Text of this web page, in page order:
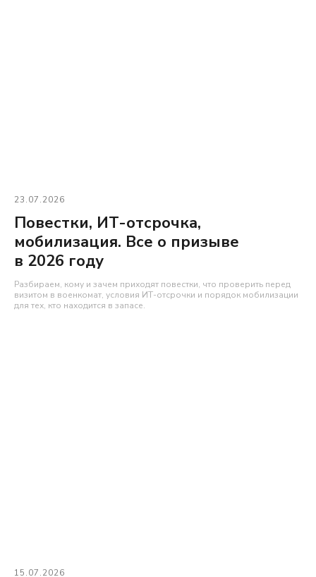
23.07.2026
Повестки, ИТ-отсрочка,
мобилизация. Все о призыве
в 2026 году
Разбираем, кому и зачем приходят повестки, что проверить перед
визитом в военкомат, условия ИТ-отсрочки и порядок мобилизации
для тех, кто находится в запасе.
15.07.2026